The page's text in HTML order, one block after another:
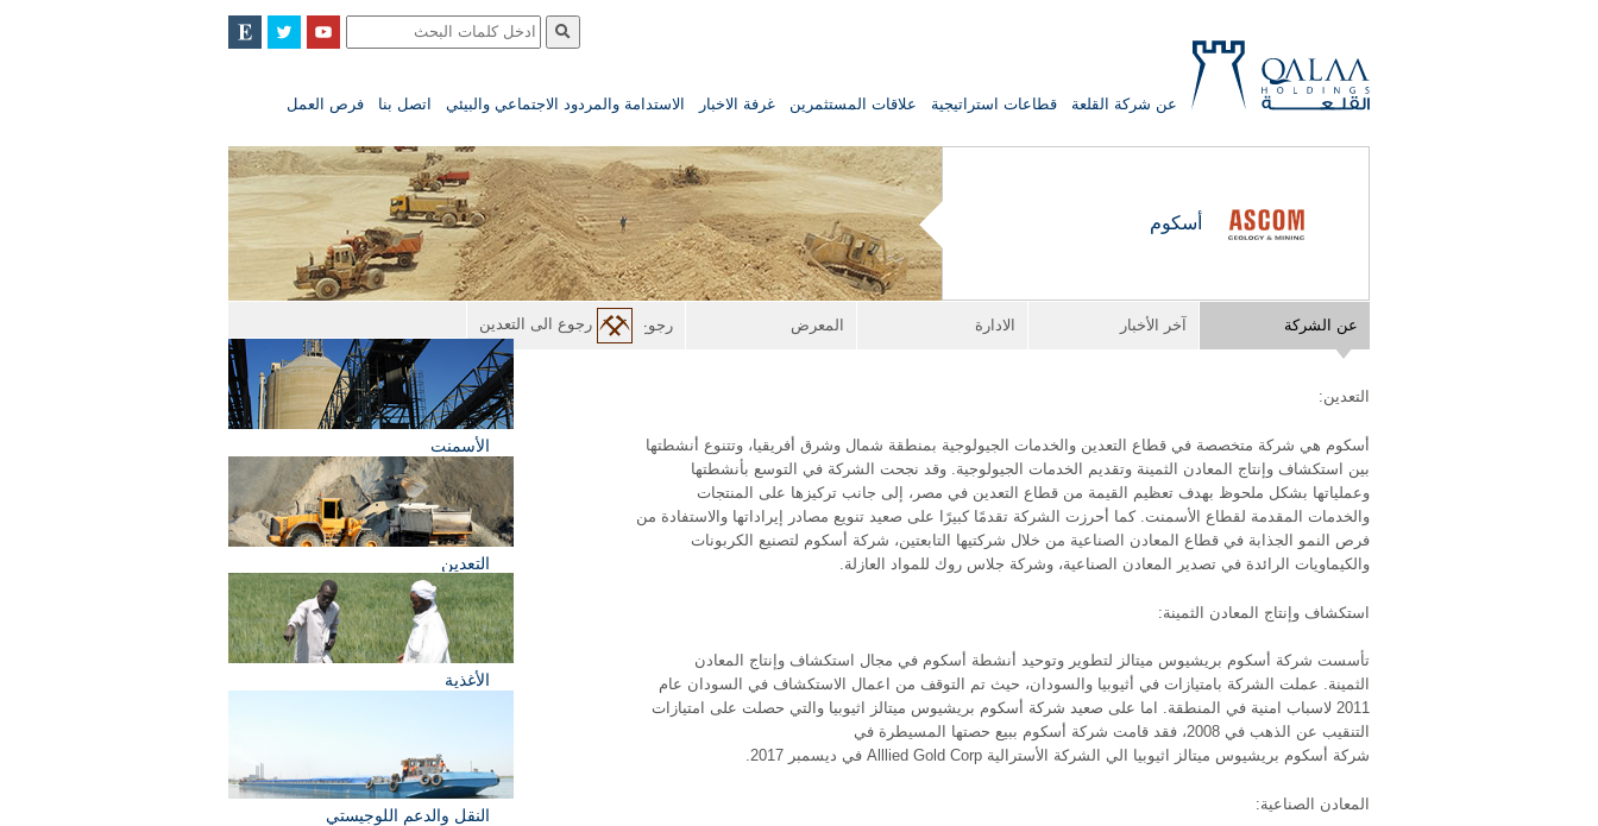
HOLDING
QALAA
HOLDINGS
عن شركة القلعة قطاعات استراتيجية علاقات المستثمرين غرفة الاخبار الاستدامة والمردود الاجتماعي والبيئي اتصل بنا فرص العمل
أسكوم
عن الشركة آخر الأخبار الادارة المعرض رجوع الى طاقة
التعدين:
أسكوم هي شركة متخصصة في قطاع التعدين والخدمات الجيولوجية بمنطقة شمال وشرق أفريقيا، وتتنوع أنشطتها
بين استكشاف وإنتاج المعادن الثمينة وتقديم الخدمات الجيولوجية. وقد نجحت الشركة في التوسع بأنشطتها
وعملياتها بشكل ملحوظ بهدف تعظيم القيمة من قطاع التعدين في مصر، إلى جانب تركيزها على المنتجات
والخدمات المقدمة لقطاع الأسمنت. كما أحرزت الشركة تقدمًا كبيرًا على صعيد تنويع مصادر إيراداتها والاستفادة من
فرص النمو الجذابة في قطاع المعادن الصناعية من خلال شركتيها التابعتين، شركة أسكوم لتصنيع الكربونات
والكيماويات الرائدة في تصدير المعادن الصناعية، وشركة جلاس روك للمواد العازلة.
استكشاف وإنتاج المعادن الثمينة:
تأسست شركة أسكوم بريشيوس ميتالز لتطوير وتوحيد أنشطة أسكوم في مجال استكشاف وإنتاج المعادن
الثمينة. عملت الشركة بامتيازات في أثيوبيا والسودان، حيث تم التوقف من اعمال الاستكشاف في السودان عام
2011 لاسباب امنية في المنطقة. اما على صعيد شركة أسكوم بريشيوس ميتالز اثيوبيا والتي حصلت على امتيازات
التنقيب عن الذهب في 2008، فقد قامت شركة أسكوم ببيع حصتها المسيطرة في
شركة أسكوم بريشيوس ميتالز اثيوبيا الي الشركة الأسترالية Alllied Gold Corp في ديسمبر 2017.
المعادن الصناعية:
رجوع الى التعدين
الأسمنت
التعدين
الأغذية
النقل والدعم اللوجيستي